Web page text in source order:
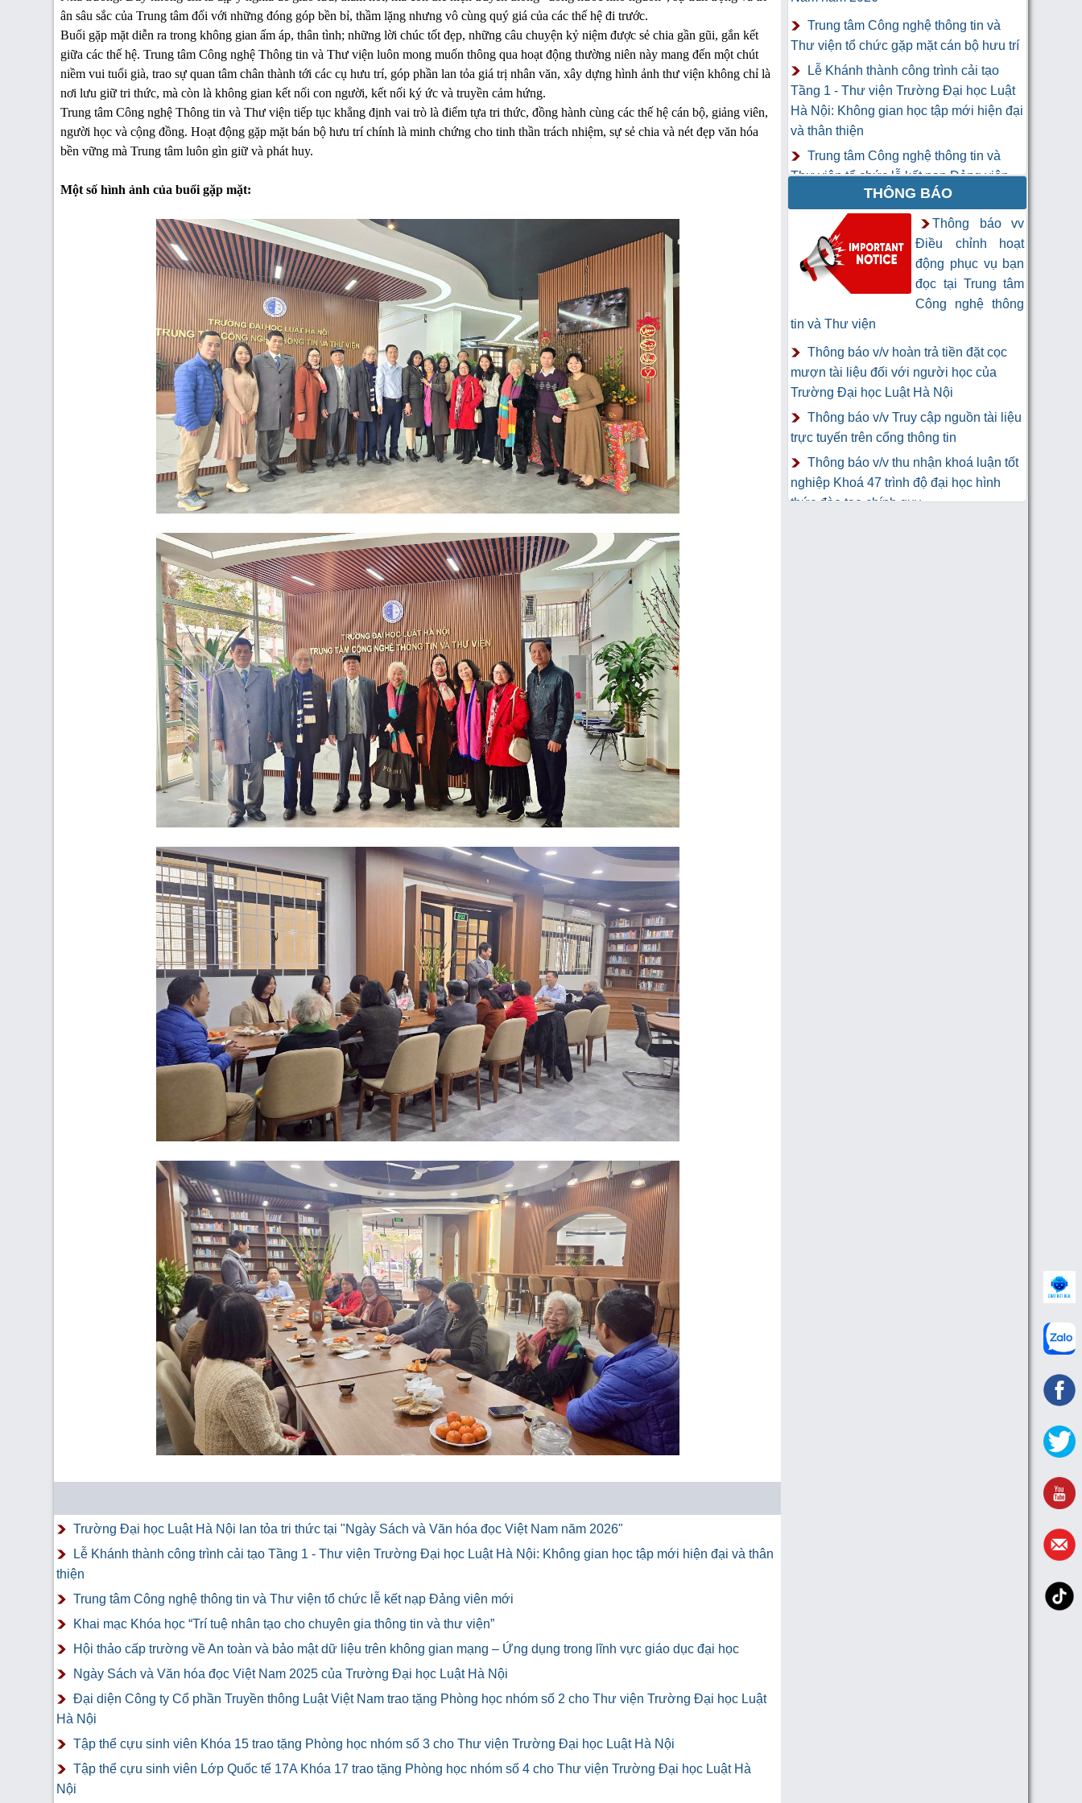
ân sâu sắc của Trung tâm đối với những đóng góp bền bỉ, thầm lặng nhưng vô cùng quý giá của các thế hệ đi trước.
Buổi gặp mặt diễn ra trong không gian ấm áp, thân tình; những lời chúc tốt đẹp, những câu chuyện kỷ niệm được sẻ chia gần gũi, gắn kết
giữa các thế hệ. Trung tâm Công nghệ Thông tin và Thư viện luôn mong muốn thông qua hoạt động thường niên này mang đến một chút
niềm vui tuổi già, trao sự quan tâm chân thành tới các cụ hưu trí, góp phần lan tỏa giá trị nhân văn, xây dựng hình ảnh thư viện không chỉ là
nơi lưu giữ tri thức, mà còn là không gian kết nối con người, kết nối ký ức và truyền cảm hứng.
Trung tâm Công nghệ Thông tin và Thư viện tiếp tục khẳng định vai trò là điểm tựa tri thức, đồng hành cùng các thế hệ cán bộ, giảng viên,
người học và cộng đồng. Hoạt động gặp mặt bán bộ hưu trí chính là minh chứng cho tinh thần trách nhiệm, sự sẻ chia và nét đẹp văn hóa
bền vững mà Trung tâm luôn gìn giữ và phát huy.
Một số hình ảnh của buổi gặp mặt:
Trường Đại học Luật Hà Nội lan tỏa tri thức tại "Ngày Sách và Văn hóa đọc Việt Nam năm 2026"
Lễ Khánh thành công trình cải tạo Tầng 1 - Thư viện Trường Đại học Luật Hà Nội: Không gian học tập mới hiện đại và thân
thiện
Trung tâm Công nghệ thông tin và Thư viện tổ chức lễ kết nạp Đảng viên mới
Khai mạc Khóa học “Trí tuệ nhân tạo cho chuyên gia thông tin và thư viện”
Hội thảo cấp trường về An toàn và bảo mật dữ liệu trên không gian mạng – Ứng dụng trong lĩnh vực giáo dục đại học
Ngày Sách và Văn hóa đọc Việt Nam 2025 của Trường Đại học Luật Hà Nội
Đại diện Công ty Cổ phần Truyền thông Luật Việt Nam trao tặng Phòng học nhóm số 2 cho Thư viện Trường Đại học Luật
Hà Nội
Tập thể cựu sinh viên Khóa 15 trao tặng Phòng học nhóm số 3 cho Thư viện Trường Đại học Luật Hà Nội
Tập thể cựu sinh viên Lớp Quốc tế 17A Khóa 17 trao tặng Phòng học nhóm số 4 cho Thư viện Trường Đại học Luật Hà
Nội
Trung tâm Công nghệ thông tin và
Thư viện tổ chức gặp mặt cán bộ hưu trí
Lễ Khánh thành công trình cải tạo
Tầng 1 - Thư viện Trường Đại học Luật
Hà Nội: Không gian học tập mới hiện đại
và thân thiện
Trung tâm Công nghệ thông tin và
Thư viện tổ chức lễ kết nạp Đảng viên
Khai mạc Khóa học “Trí tuệ nhân tạo
cho chuyên gia thông tin và thư viện”
THÔNG BÁO
Thông báo vv
Điều chỉnh hoạt
động phục vụ bạn
đọc tại Trung tâm
Công nghệ thông
tin và Thư viện
Thông báo v/v hoàn trả tiền đặt cọc
mượn tài liệu đối với người học của
Trường Đại học Luật Hà Nội
Thông báo v/v Truy cập nguồn tài liệu
trực tuyến trên cổng thông tin
Thông báo v/v thu nhận khoá luận tốt
nghiệp Khoá 47 trình độ đại học hình
thức đào tạo chính quy